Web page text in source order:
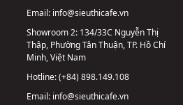
Email: info@sieuthicafe.vn
Showroom 2: 134/33C Nguyễn Thị
Thập, Phường Tân Thuận, TP. Hồ Chí
Minh, Việt Nam
Hotline:(+84) 898.149.108
Email: info@sieuthicafe.vn